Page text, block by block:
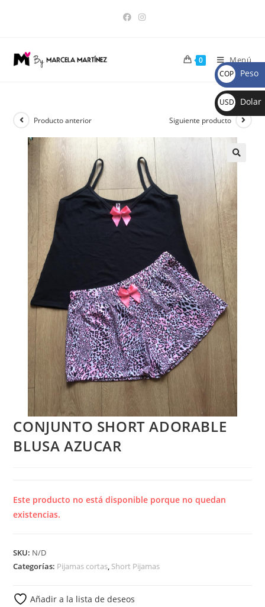
0 Menú
Producto anterior Siguiente producto
CONJUNTO SHORT ADORABLE
BLUSA AZUCAR
Este producto no está disponible porque no quedan
existencias.
SKU: N/D
Categorías: Pijamas cortas, Short Pijamas
Añadir a la lista de deseos
COP
$
Peso
USD
$
Dolar